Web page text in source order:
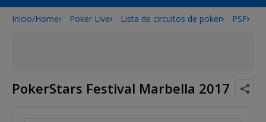
Inicio/Home Poker Live Lista de circuitos de poker PSF
PokerStars Festival Marbella 2017